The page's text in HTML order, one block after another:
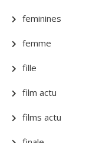
feminines
femme
fille
film actu
films actu